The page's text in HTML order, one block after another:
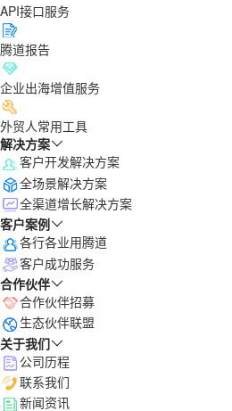
API接口服务
腾道报告
企业出海增值服务
外贸人常用工具
解决方案
客户开发解决方案
全场景解决方案
全渠道增长解决方案
客户案例
各行各业用腾道
客户成功服务
合作伙伴
合作伙伴招募
生态伙伴联盟
关于我们
公司历程
联系我们
新闻资讯